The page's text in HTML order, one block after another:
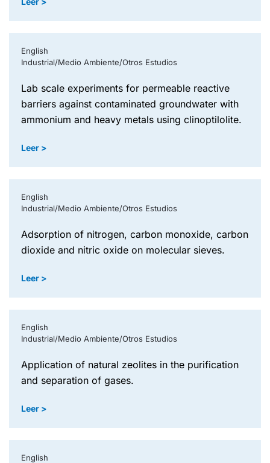
English
Industrial/Medio Ambiente/Otros Estudios
lab scale experiments for permeable reactive
barriers against contaminated groundwater with
ammonium and heavy metals using clinoptilolite.
Leer >
English
Industrial/Medio Ambiente/Otros Estudios
adsorption of nitrogen, carbon monoxide, carbon
dioxide and nitric oxide on molecular sieves.
Leer >
English
Industrial/Medio Ambiente/Otros Estudios
application of natural zeolites in the purification
and separation of gases.
Leer >
English